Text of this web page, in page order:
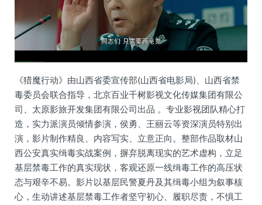
《猎魔行动》由山西省委宣传部(山西省电影局)、山西省禁
毒委员会联合指导，北京百业千树影视文化传媒集团有限公
司、太原影旅开发集团有限公司出品 。专业影视团队精心打
造，实力派演员倾情参演，侯勇、王丽云等资深演员特别出
演，影片制作精良、内容写实、立意正向。整部作品取材山
西公安真实缉毒实战案例，摒弃脱离现实的艺术虚构，立足
基层禁毒工作的真实现状，客观还原一线缉毒工作的高压状
态与艰辛不易。影片以基层民警夏丹及其缉毒小组为叙事核
心，生动讲述基层禁毒工作者坚守初心、履职尽责，不惧工